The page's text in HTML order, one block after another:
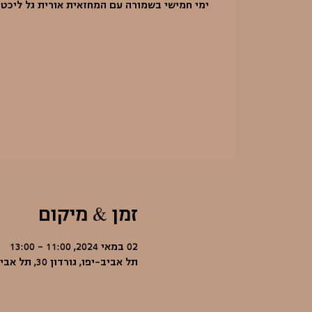
ימי חמישי בשמורה עם המחזאית אורית גל
זמן & מיקום
02 במאי 2024, 11:00 – 13:00
תל אביב-יפו, גורדון 30, תל אביב-יפו, ישראל